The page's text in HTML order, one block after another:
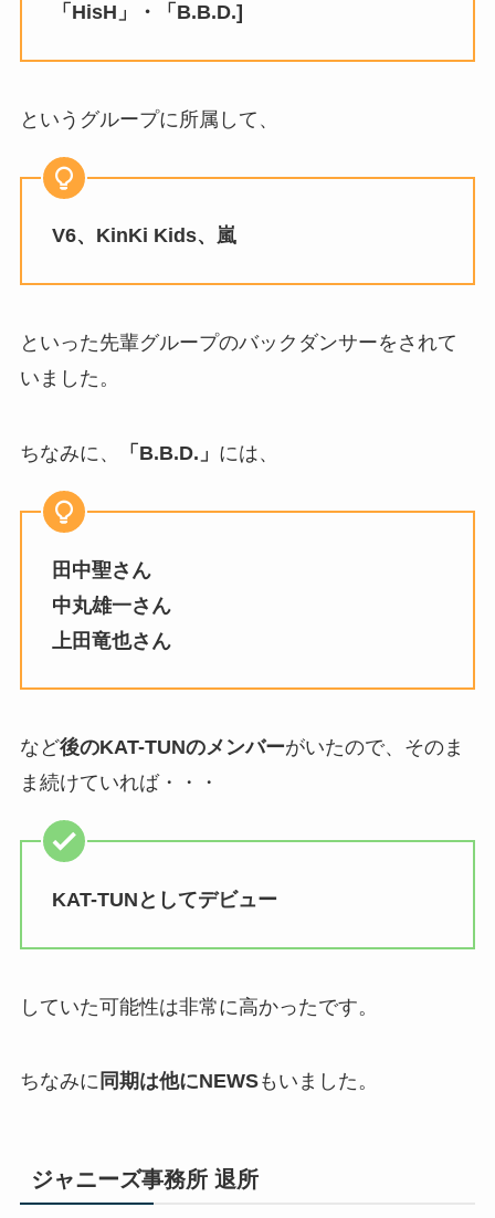
「HisH」・「B.B.D.]
というグループに所属して、
V6、KinKi Kids、嵐
といった先輩グループのバックダンサーをされて
いました。
ちなみに、 「B.B.D.」 には、
田中聖さん
中丸雄一さん
上田竜也さん
など後のKAT-TUNのメンバーがいたので、そのま
ま続けていれば・・・
KAT-TUNとしてデビュー
していた可能性は非常に高かったです。
ちなみに 同期は他にNEWSもいました。
ジャニーズ事務所 退所